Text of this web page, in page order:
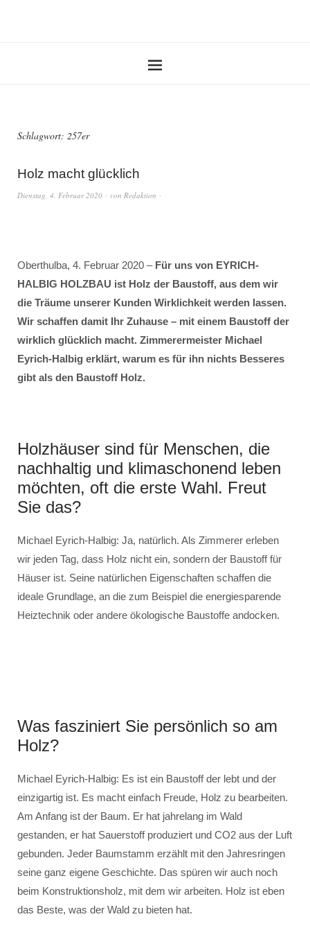
Schlagwort: 257er
Holz macht glücklich
Dienstag, 4. Februar 2020 von Redaktion
Oberthulba, 4. Februar 2020 – Für uns von EYRICH-
HALBIG HOLZBAU ist Holz der Baustoff, aus dem wir
die Träume unserer Kunden Wirklichkeit werden lassen.
Wir schaffen damit Ihr Zuhause – mit einem Baustoff der
wirklich glücklich macht. Zimmerermeister Michael
Eyrich-Halbig erklärt, warum es für ihn nichts Besseres
gibt als den Baustoff Holz.
Holzhäuser sind für Menschen, die
nachhaltig und klimaschonend leben
möchten, oft die erste Wahl. Freut
Sie das?
Michael Eyrich-Halbig: Ja, natürlich. Als Zimmerer erleben
wir jeden Tag, dass Holz nicht ein, sondern der Baustoff für
Häuser ist. Seine natürlichen Eigenschaften schaffen die
ideale Grundlage, an die zum Beispiel die energiesparende
Heiztechnik oder andere ökologische Baustoffe andocken.
Was fasziniert Sie persönlich so am
Holz?
Michael Eyrich-Halbig: Es ist ein Baustoff der lebt und der
einzigartig ist. Es macht einfach Freude, Holz zu bearbeiten.
Am Anfang ist der Baum. Er hat jahrelang im Wald
gestanden, er hat Sauerstoff produziert und CO2 aus der Luft
gebunden. Jeder Baumstamm erzählt mit den Jahresringen
seine ganz eigene Geschichte. Das spüren wir auch noch
beim Konstruktionsholz, mit dem wir arbeiten. Holz ist eben
das Beste, was der Wald zu bieten hat.